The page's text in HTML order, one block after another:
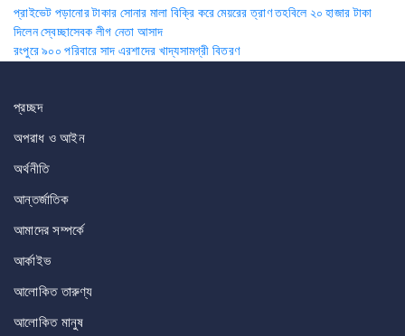
Post
navigation
প্রাইভেট পড়ানোর টাকার সোনার মালা বিক্রি করে মেয়রের ত্রাণ তহবিলে ২০ হাজার টাকা
দিলেন স্বেচ্ছাসেবক লীগ নেতা আসাদ
রংপুরে ৯০০ পরিবারে সাদ এরশাদের খাদ্যসামগ্রী বিতরণ
প্রচ্ছদ
অপরাধ ও আইন
অর্থনীতি
আন্তর্জাতিক
আমাদের সম্পর্কে
আর্কাইভ
আলোকিত তারুণ্য
আলোকিত মানুষ